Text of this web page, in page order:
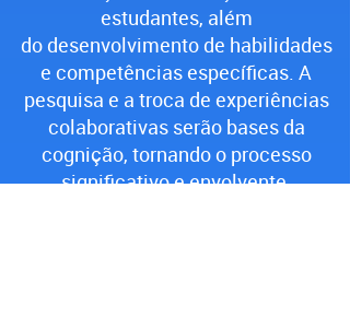
estudantes, além
do desenvolvimento de habilidades
e competências específicas. A
pesquisa e a troca de experiências
colaborativas serão bases da
cognição, tornando o processo
significativo e envolvente.